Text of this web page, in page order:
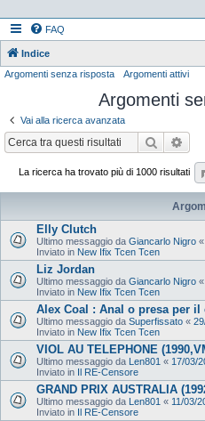
FAQ
Indice
Argomenti senza risposta Argomenti attivi
Argomenti
Vai alla ricerca avanzata
Cerca
La ricerca ha trovato più di 1000 risultati
Elly Clutch
Ultimo messaggio da Giancarlo Nigro «
Inviato in New Ifix Tcen Tcen
Liz Jordan
Ultimo messaggio da Giancarlo Nigro «
Inviato in New Ifix Tcen Tcen
Alex Coal : Anal o presa per il
Ultimo messaggio da Superfissato «
Inviato in New Ifix Tcen Tcen
VIOL AU TELEPHONE
Ultimo messaggio da Len801 « 17/03/
Inviato in Il RE-Censore
GRAND PRIX AUSTRALIA
Ultimo messaggio da Len801 « 11/03/
Inviato in Il RE-Censore